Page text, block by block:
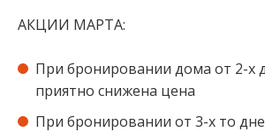
АКЦИИ МАРТА:
При бронировании дома от 2-х
приятно снижена цена
При бронировании от 3-х то